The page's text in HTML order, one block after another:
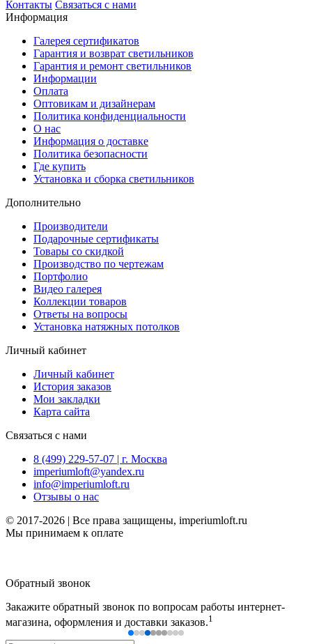
Контакты Связаться с нами
Информация
Галерея сертификатов
Гарантия и возврат светильников
Гарантия и ремонт светильников
Информации
Оплата
Оптовикам и дизайнерам
Политика конфиденциальности
О нас
Информация о доставке
Политика безопасности
Где купить
Установка и сборка светильников
Дополнительно
Производители
Подарочные сертификаты
Товары со скидкой
Производство по чертежам
Портфолио
Видео галерея
Коллекции товаров
Ответы на вопросы
Установка натяжных потолков
Личный кабинет
Личный кабинет
История заказов
Мои закладки
Карта сайта
Связаться с нами
8 (499) 229-57-07 | г. Москва
imperiumloft@yandex.ru
info@imperiumloft.ru
Отзывы о нас
© 2017-2026 | Все права защищены, imperiumloft.ru
Мы принимаем к оплате
Обратный звонок
Закажите обратный звонок по вопросам работы интернет-
магазина, оформления и доставки заказов.1